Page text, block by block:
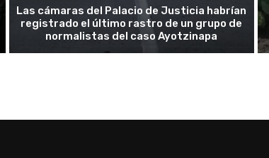
Las cámaras del Palacio de Justicia habrían
registrado el último rastro de un grupo de
normalistas del caso Ayotzinapa